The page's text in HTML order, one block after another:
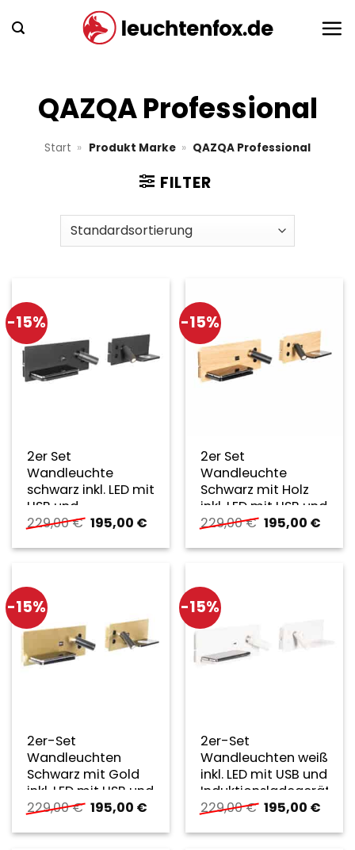
Inhalt
QAZQA Professional
Start » Produkt Marke » QAZQA Professional
FILTER
-15%
2er Set
Wandleuchte
schwarz inkl. LED mit
USB und
Induktionsladegerät
229,00€ Ursprünglicher
Preis
war:
195,00 € Aktueller
ist:
-15%
2er Set
Wandleuchte
Schwarz mit Holz
inkl. LED mit USB und
Induktionsladegerät
229,00€
Preis
war:
195,00 €
ist:
-15%
2er-Set
Wandleuchten
Schwarz mit Gold
inkl. LED mit USB und
Induktionsladegerät
229,00€ Ursprünglicher
Preis
war:
195,00 € Aktueller
ist:
-15%
2er-Set
Wandleuchten weiß
inkl. LED mit USB und
Induktionsladegerät
– Riza
229,00€
Preis
war:
195,00 €
ist: